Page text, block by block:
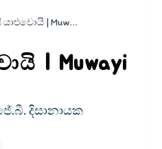
මුවායි යාළුවොයි | Muwayi Yaluwoyi
| Muwayi
දිසානායක